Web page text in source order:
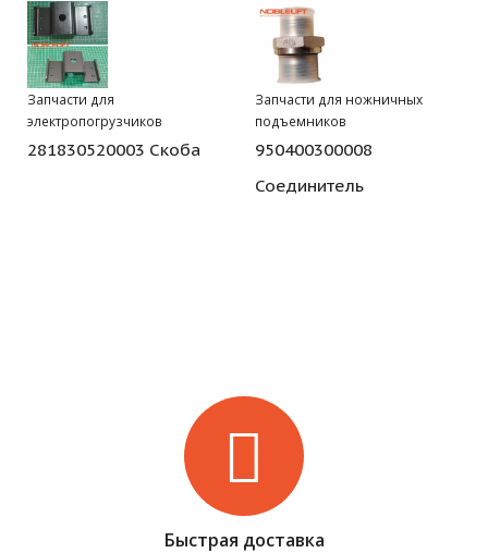
Запчасти для
электропогрузчиков
281830520003 Скоба
Запчасти для ножничных
подъемников
950400300008
Соединитель
Быстрая доставка